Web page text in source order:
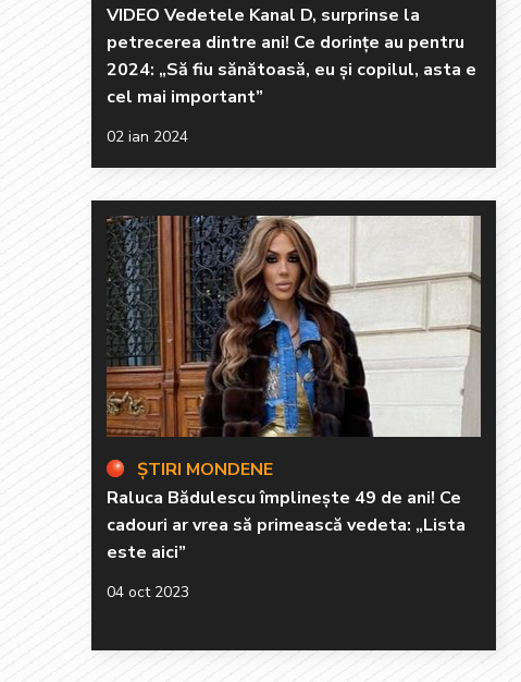
VIDEO Vedetele Kanal D, surprinse la
petrecerea dintre ani! Ce dorințe au pentru
2024: „Să fiu sănătoasă, eu și copilul, asta e
cel mai important”
02 ian 2024
ȘTIRI MONDENE
Raluca Bădulescu împlinește 49 de ani! Ce
cadouri ar vrea să primească vedeta: „Lista
este aici”
04 oct 2023